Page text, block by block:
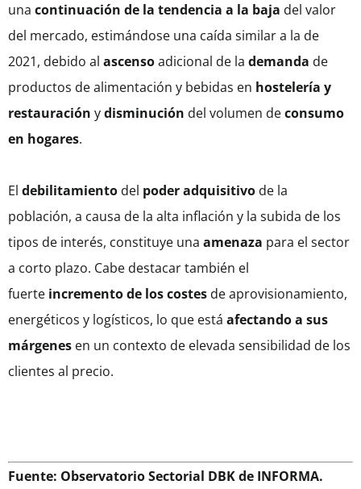
una continuación de la tendencia a la baja del valor
del mercado, estimándose una caída similar a la de
2021, debido al ascensoadicional de la demanda de
productos de alimentación y bebidas en hostelería y
restauración ydisminución del volumen deconsumo
en hogares.
El debilitamiento del poder adquisitivo de la
población, a causa de la alta inflación y la subida de los
tipos de interés, constituye una amenaza para el sector
a corto plazo. Cabe destacar también el
fuerte incremento de los costes de aprovisionamiento,
energéticos y logísticos, lo que está afectando a sus
márgenes en un contexto de elevada sensibilidad de los
clientes al precio.
Fuente: Observatorio Sectorial DBK de INFORMA.